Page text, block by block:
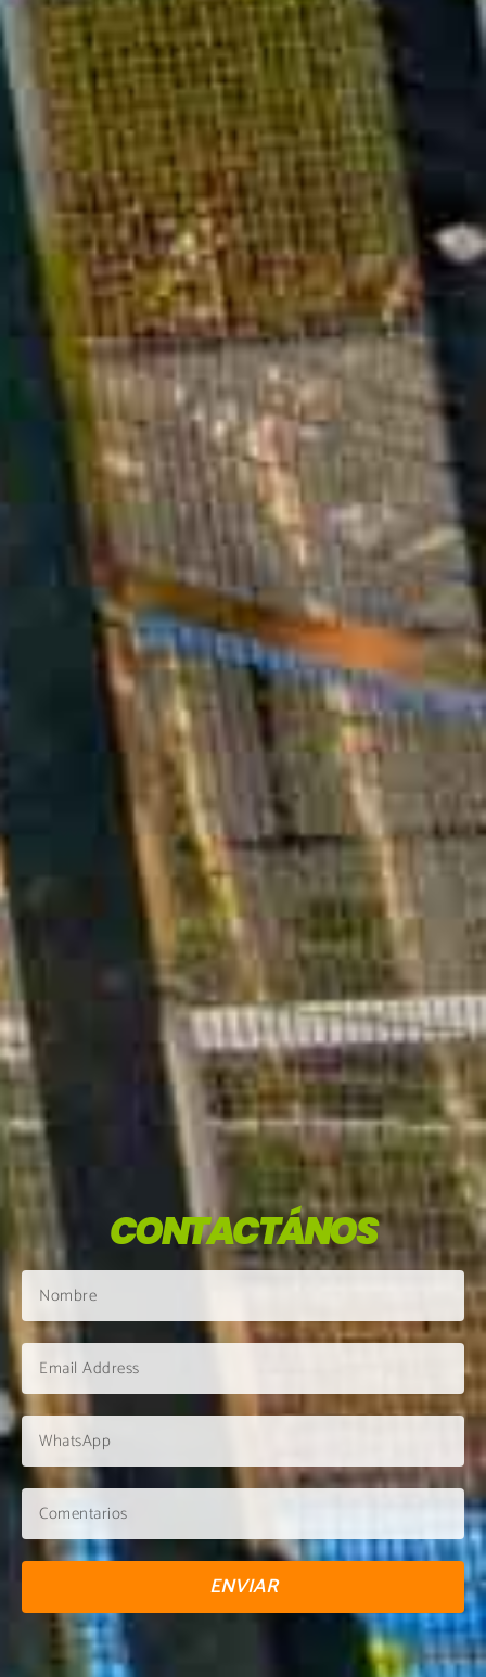
CONTACTÁNOS
ENVIAR